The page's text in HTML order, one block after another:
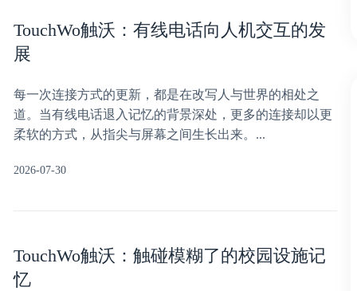
TouchWo触沃：有线电话向人机交互的发
展
每一次连接方式的更新，都是在改写人与世界的相处之
道。当有线电话退入记忆的背景深处，更多的连接却以更
柔软的方式，从指尖与屏幕之间生长出来。...
2026-07-30
TouchWo触沃：触碰模糊了的校园设施记
忆